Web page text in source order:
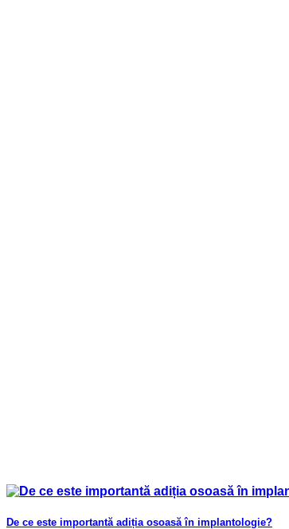
De ce este importantă adiția osoasă în implantologie?